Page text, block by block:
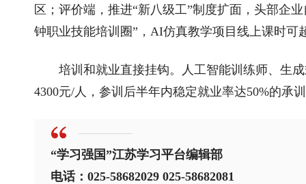
区；评价端，推进“新八级工”制度扩面，头部企
钟职业技能培训圈”，AI仿真教学项目线上课时可
培训和就业直接挂钩。人工智能训练师、生
4300元/人，参训后半年内稳定就业率达50%的承
“学习强国”江苏学习平台编辑部
电话：025-58682029 025-58682081